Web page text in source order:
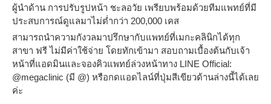
ผู้นำด้าน การปรับรูปหน้า ชะลอวัย เพรียบพร้อมด้วยทีมแพทย์ที่มี
ประสบการณ์ดูแลมาไม่ต่ำกว่า 200,000 เคส
สามารถนำความกังวลมาปรึกษากับแพทย์ที่เมกะคลินิกได้ทุก
สาขา ฟรี ไม่มีค่าใช้จ่าย โดยทักเข้ามา สอบถามเบื้องต้นกับเจ้า
หน้าที่แอดมินและจองคิวแพทย์ล่วงหน้าทาง LINE Official:
@megaclinic (มี @) หรือกดแอดไลน์ที่ปุ่มสีเขียวด้านล่างนี้ได้เลย
ค่ะ